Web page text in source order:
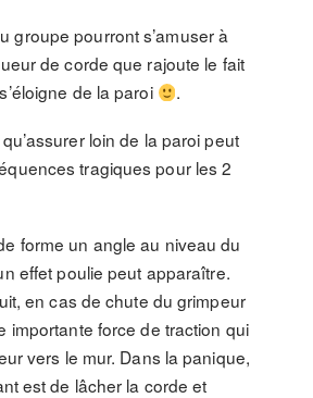
groupe pourront s’amuser à
de corde que rajoute le fait
de la paroi
.
loin de la paroi peut
tragiques pour les 2
forme un angle au niveau du
effet poulie peut apparaître.
en cas de chute du grimpeur
importante force de traction qui
vers le mur. Dans la panique,
est de lâcher la corde et